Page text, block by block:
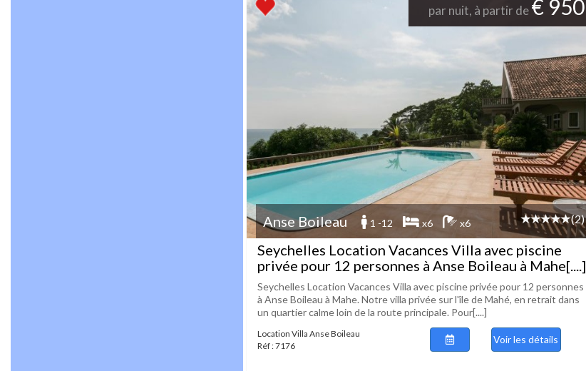
par nuit, à partir de€ 950
Anse Boileau 1 -12 x6 x6 (2)
Seychelles Location Vacances Villa avec piscine
privée pour 12 personnes à Anse Boileau à Mahe[....]
Seychelles Location Vacances Villa avec piscine privée pour 12 personnes
à Anse Boileau à Mahe. Notre villa privée sur l'île de Mahé, en retrait dans
un quartier calme loin de la route principale. Pour[....]
Location Villa Anse Boileau
Réf : 7176
Voir les détails